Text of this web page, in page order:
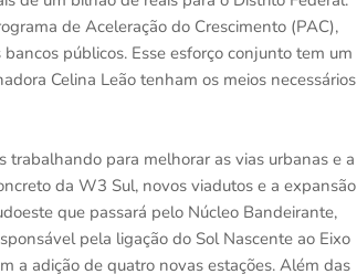
de Aceleração do Crescimento (PAC),
públicos. Esse esforço conjunto tem um
Celina Leão tenham os meios necessários
trabalhando para melhorar as vias urbanas e a
da W3 Sul, novos viadutos e a expansão
que passará pelo Núcleo Bandeirante,
pela ligação do Sol Nascente ao Eixo
a adição de quatro novas estações. Além das